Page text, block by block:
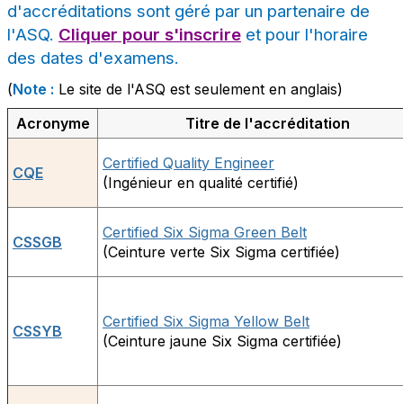
d'accréditations sont géré par un partenaire de
l'ASQ. Cliquer pour s'inscrire et pour l'horaire
des dates d'examens.
(Note : Le site de l'ASQ est seulement en anglais)
Acronyme
Titre de l'accréditation
CQE
Certified Quality Engineer
(Ingénieur en qualité certifié)
CSSGB
Certified Six Sigma Green Belt
(Ceinture verte Six Sigma certifiée)
CSSYB
Certified Six Sigma Yellow Belt
(Ceinture jaune Six Sigma certifiée)